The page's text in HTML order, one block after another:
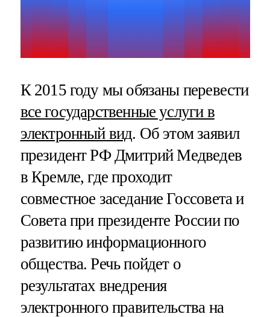
К 2015 году мы обязаны перевести
все государственные услуги в
электронный вид. Об этом заявил
президент РФ Дмитрий Медведев
в Кремле, где проходит
совместное заседание Госсовета и
Совета при президенте России по
развитию информационного
общества. Речь пойдет о
результатах внедрения
электронного правительства на